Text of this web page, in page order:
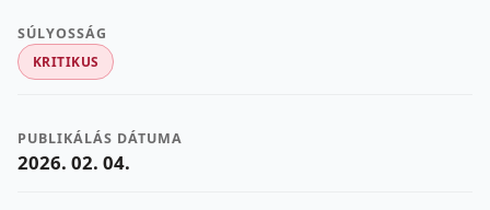
SÚLYOSSÁG
KRITIKUS
PUBLIKÁLÁS DÁTUMA
2026. 02. 04.